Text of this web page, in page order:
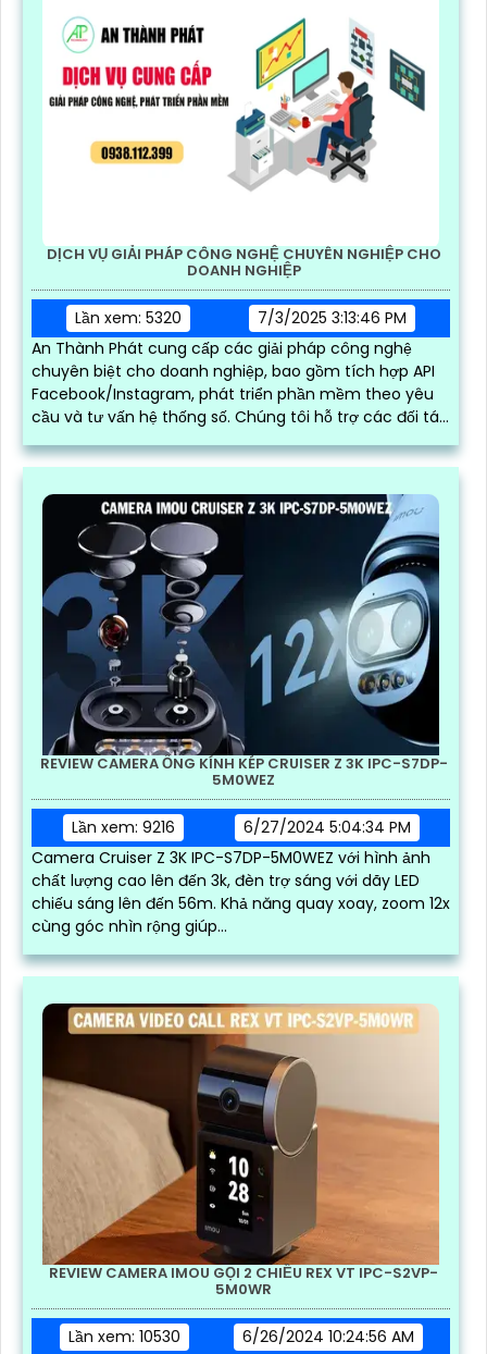
DỊCH VỤ GIẢI PHÁP CÔNG NGHỆ CHUYÊN NGHIỆP CHO
DOANH NGHIỆP
Lần xem: 5320
7/3/2025 3:13:46 PM
An Thành Phát cung cấp các giải pháp công nghệ
chuyên biệt cho doanh nghiệp, bao gồm tích hợp API
Facebook/Instagram, phát triển phần mềm theo yêu
cầu và tư vấn hệ thống số. Chúng tôi hỗ trợ các đối tác
trên nền tảng mạng xã hội, giúp tối ưu hóa quy trình
đại số
REVIEW CAMERA ỐNG KÍNH KÉP CRUISER Z 3K IPC-S7DP-
5M0WEZ
Lần xem: 9216
6/27/2024 5:04:34 PM
Camera Cruiser Z 3K IPC-S7DP-5M0WEZ với hình ảnh
chất lượng cao lên đến 3k, đèn trợ sáng với dãy LED
chiếu sáng lên đến 56m. Khả năng quay xoay, zoom 12x
cùng góc nhìn rộng giúp...
REVIEW CAMERA IMOU GỌI 2 CHIỀU REX VT IPC-S2VP-
5M0WR
Lần xem: 10530
6/26/2024 10:24:56 AM